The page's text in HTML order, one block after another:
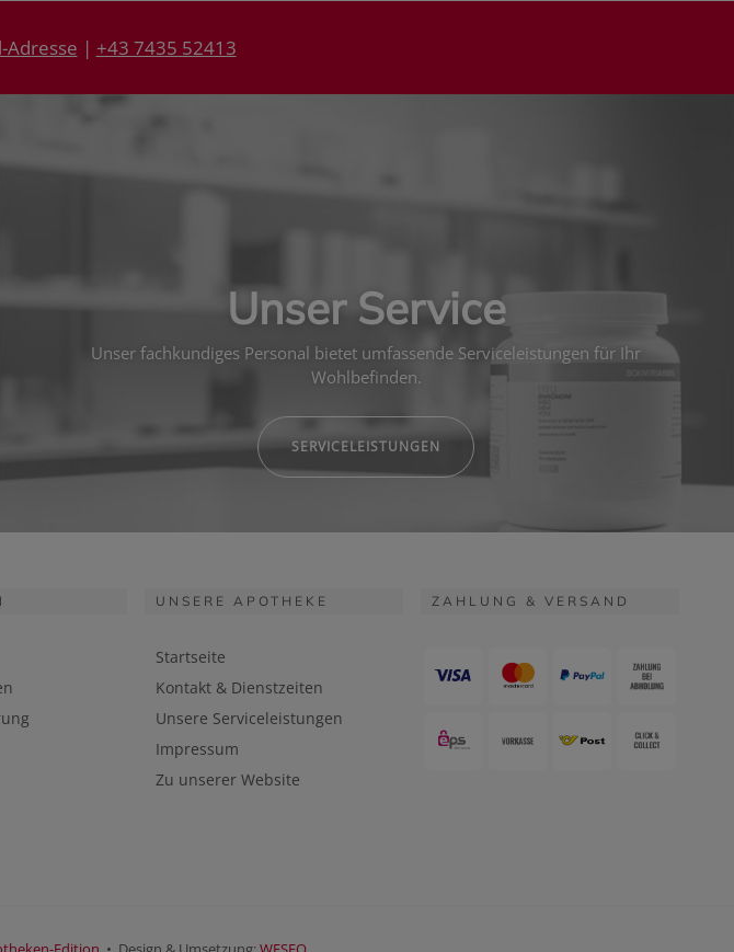
Adresse | +43 7435 52413
Unser Service
Unser fachkundiges Personal bietet umfassende Serviceleistungen für Ihr
Wohlbefinden.
SERVICELEISTUNGEN
UNSERE APOTHEKE
Startseite
Kontakt & Dienstzeiten
Unsere Serviceleistungen
Impressum
Zu unserer Website
ZAHLUNG & VERSAND